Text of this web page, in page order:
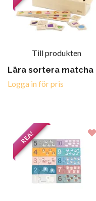
Till produkten
Lära sortera matcha
Logga in för pris
REA!